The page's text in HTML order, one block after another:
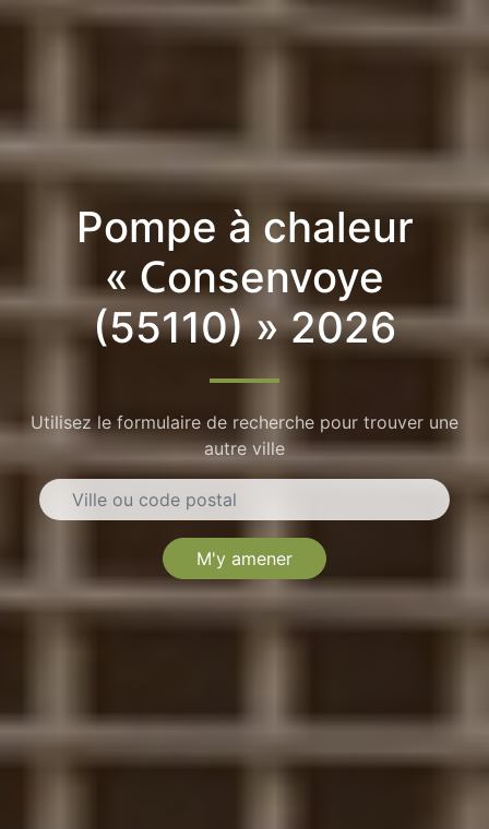
Pompe à chaleur
« Consenvoye
(55110) » 2026
Utilisez le formulaire de recherche pour trouver une
autre ville
M'y amener